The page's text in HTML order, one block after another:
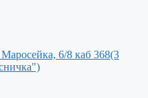
6/8 каб 368(3